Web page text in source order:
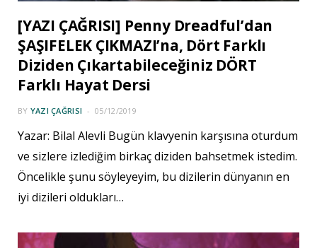
[YAZI ÇAĞRISI] Penny Dreadful’dan
ŞAŞIFELEK ÇIKMAZI’na, Dört Farklı
Diziden Çıkartabileceğiniz DÖRT
Farklı Hayat Dersi
BY YAZI ÇAĞRISI 05/12/2019
Yazar: Bilal Alevli Bugün klavyenin karşısına oturdum
ve sizlere izlediğim birkaç diziden bahsetmek istedim.
Öncelikle şunu söyleyeyim, bu dizilerin dünyanın en
iyi dizileri oldukları…